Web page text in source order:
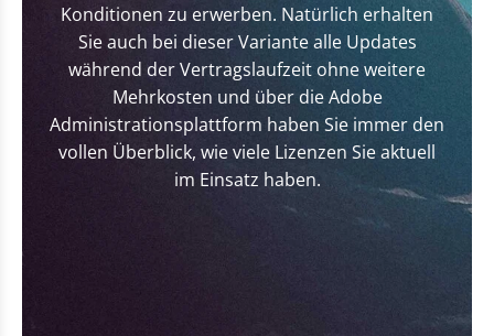
Konditionen zu erwerben. Natürlich erhalten
Sie auch bei dieser Variante alle Updates
während der Vertragslaufzeit ohne weitere
Mehrkosten und über die Adobe
Administrationsplattform haben Sie immer den
vollen Überblick, wie viele Lizenzen Sie aktuell
im Einsatz haben.